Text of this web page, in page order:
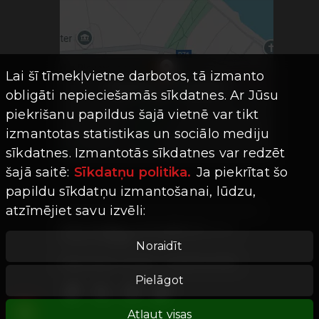
Lai šī tīmekļvietne darbotos, tā izmanto
obligāti nepieciešamās sīkdatnes. Ar Jūsu
piekrišanu papildus šajā vietnē var tikt
izmantotas statistikas un sociālo mediju
sīkdatnes. Izmantotās sīkdatnes var redzēt
šajā saitē: Sīkdatņu politika. Ja piekrītat šo
papildu sīkdatņu izmantošanai, lūdzu,
atzīmējiet savu izvēli:
Noraidīt
Pielāgot
Atļaut visas